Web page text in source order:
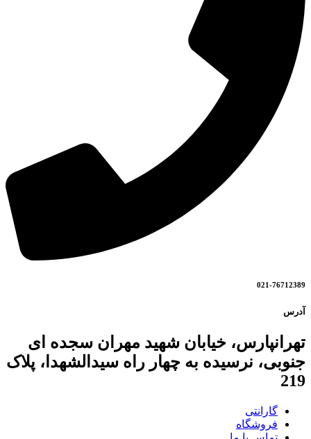
021-76712389
آدرس
تهرانپارس، خیابان شهید مهران سجده ای
جنوبی، نرسیده به چهار راه سیدالشهدا، پلاک
219
گارانتی
فروشگاه